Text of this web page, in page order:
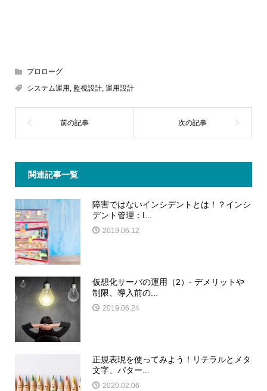
プロローグ
システム運用 , 監視設計, 運用設計
関連記事一覧
障害ではないインシデントとは！？インシ
デント管理：I...
2019.06.12
仮想化サーバの運用（2）- デメリットや
制限、導入前の...
2019.06.24
正規表現を使ってみよう！リテラルとメタ
文字、パター...
2020.02.06